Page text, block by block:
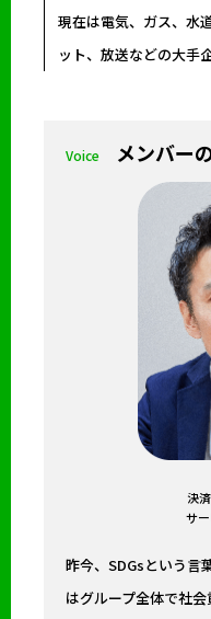
現在は電気、ガス、水
ット、放送などの大手
Voice メンバー
決
サ
昨今、SDGsという言
はグループ全体で社